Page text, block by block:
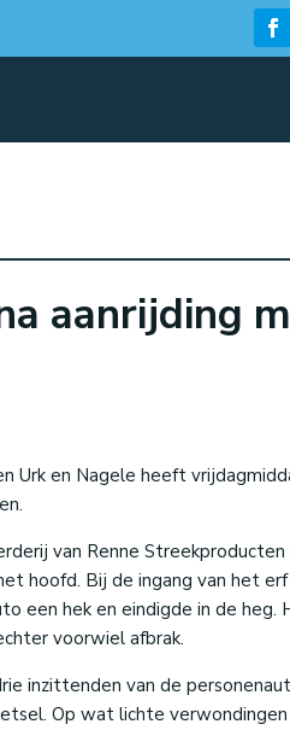
aanrijding
Urk en Nagele heeft
van Renne
hoofd. Bij de ingang van het
een hek en eindigde in de heg.
voorwiel afbrak.
inzittenden van de
Op wat lichte